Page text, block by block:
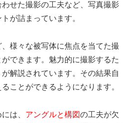
せた撮影の工夫など、写真撮影
が詰まっています。
様々な被写体に焦点を当てた撮
できます。魅力的に撮影するた
解説されています。その結果自
ことができるようになります。
は、 アングルと構図の工夫が欠